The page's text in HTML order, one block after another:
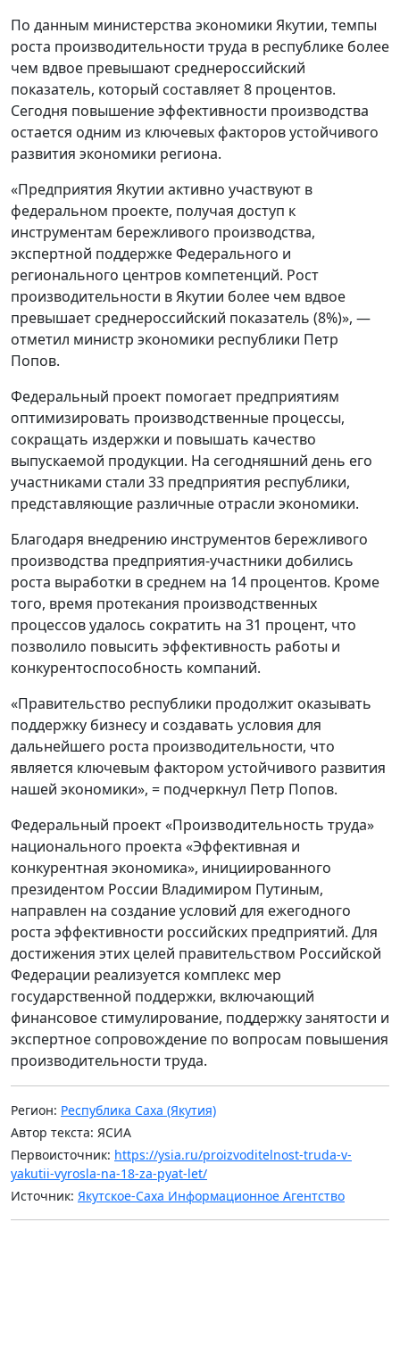
По данным министерства экономики Якутии, темпы
роста производительности труда в республике более
чем вдвое превышают среднероссийский
показатель, который составляет 8 процентов.
Сегодня повышение эффективности производства
остается одним из ключевых факторов устойчивого
развития экономики региона.
«Предприятия Якутии активно участвуют в
федеральном проекте, получая доступ к
инструментам бережливого производства,
экспертной поддержке Федерального и
регионального центров компетенций. Рост
производительности в Якутии более чем вдвое
превышает среднероссийский показатель (8%)», —
отметил министр экономики республики Петр
Попов.
Федеральный проект помогает предприятиям
оптимизировать производственные процессы,
сокращать издержки и повышать качество
выпускаемой продукции. На сегодняшний день его
участниками стали 33 предприятия республики,
представляющие различные отрасли экономики.
Благодаря внедрению инструментов бережливого
производства предприятия-участники добились
роста выработки в среднем на 14 процентов. Кроме
того, время протекания производственных
процессов удалось сократить на 31 процент, что
позволило повысить эффективность работы и
конкурентоспособность компаний.
«Правительство республики продолжит оказывать
поддержку бизнесу и создавать условия для
дальнейшего роста производительности, что
является ключевым фактором устойчивого развития
нашей экономики», = подчеркнул Петр Попов.
Федеральный проект «Производительность труда»
национального проекта «Эффективная и
конкурентная экономика», инициированного
президентом России Владимиром Путиным,
направлен на создание условий для ежегодного
роста эффективности российских предприятий. Для
достижения этих целей правительством Российской
Федерации реализуется комплекс мер
государственной поддержки, включающий
финансовое стимулирование, поддержку занятости и
экспертное сопровождение по вопросам повышения
производительности труда.
Регион: Республика Саха (Якутия)
Автор текста: ЯСИА
Первоисточник: https://ysia.ru/proizvoditelnost-truda-v-
yakutii-vyrosla-na-18-za-pyat-let/
Источник: Якутское-Саха Информационное Агентство